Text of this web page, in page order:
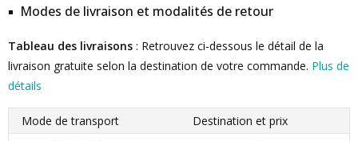
Modes de livraison et modalités de retour
Tableau des livraisons : Retrouvez ci-dessous le détail de la
livraison gratuite selon la destination de votre commande. Plus de
détails
Mode de transport
Destination et prix